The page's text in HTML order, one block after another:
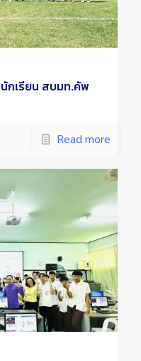
กเรียน สบมท.คัพ
Read more